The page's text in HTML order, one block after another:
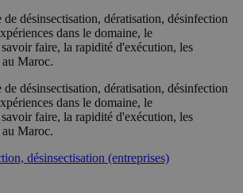
de désinsectisation, dératisation, désinfection
dans le domaine, le
faire, la rapidité d'exécution, les
au Maroc.
de désinsectisation, dératisation, désinfection
dans le domaine, le
faire, la rapidité d'exécution, les
au Maroc.
désinsectisation (entreprises)